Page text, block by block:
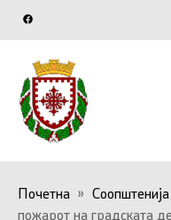
Почетна » Соопштенија
пожарот на градската